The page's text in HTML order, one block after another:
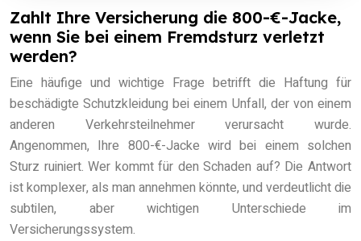
Zahlt Ihre Versicherung die 800-€-Jacke,
wenn Sie bei einem Fremdsturz verletzt
werden?
Eine häufige und wichtige Frage betrifft die Haftung für
beschädigte Schutzkleidung bei einem Unfall, der von einem
anderen Verkehrsteilnehmer verursacht wurde.
Angenommen, Ihre 800-€-Jacke wird bei einem solchen
Sturz ruiniert. Wer kommt für den Schaden auf? Die Antwort
ist komplexer, als man annehmen könnte, und verdeutlicht die
subtilen, aber wichtigen Unterschiede im
Versicherungssystem.